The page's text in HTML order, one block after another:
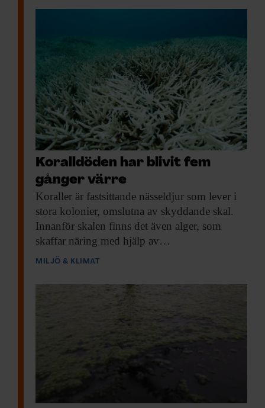
Koralldöden har blivit fem
gånger värre
Koraller är fastsittande nässeldjur som lever i
stora kolonier, omslutna av skyddande skal.
Innanför skalen finns det även alger, som
skaffar näring med hjälp av…
MILJÖ & KLIMAT